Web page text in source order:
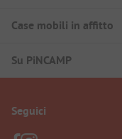
Case mobili in affitto
Su PiNCAMP
Seguici